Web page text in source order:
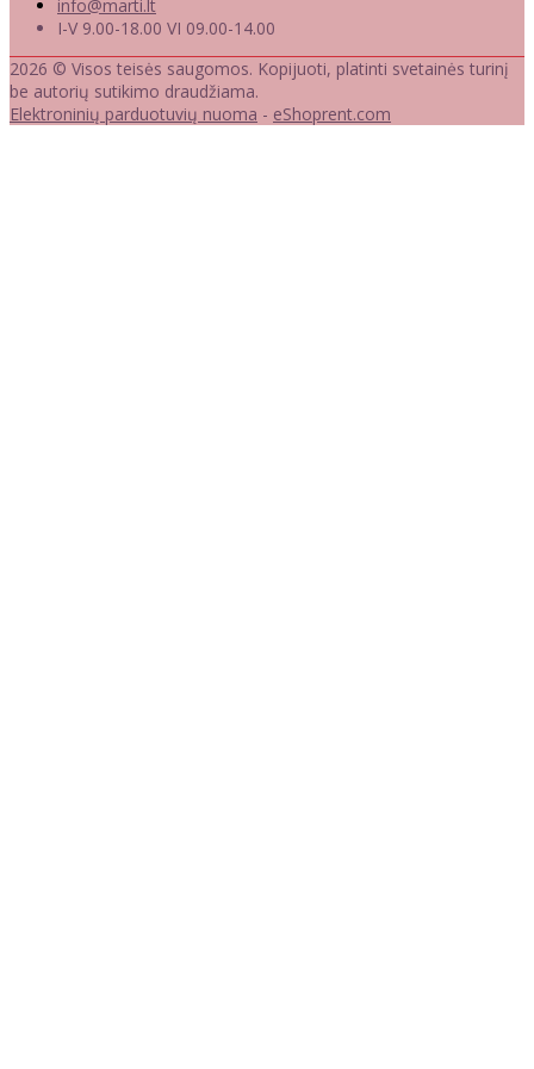
info@marti.lt
I-V 9.00-18.00 VI 09.00-14.00
2026 © Visos teisės saugomos. Kopijuoti, platinti svetainės turinį
be autorių sutikimo draudžiama.
Elektroninių parduotuvių nuoma - eShoprent.com